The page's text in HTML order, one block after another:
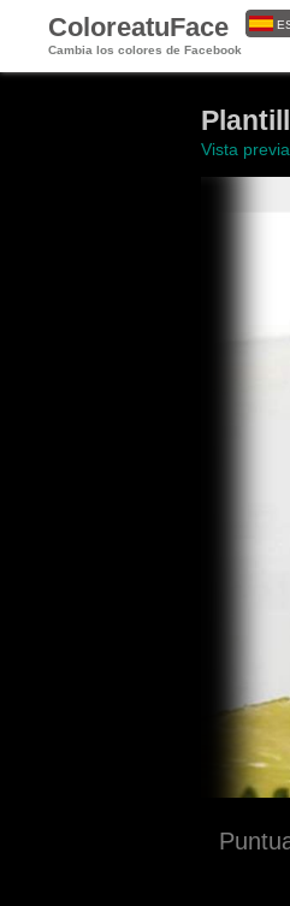
ColoreatuFace
Cambia los colores de Facebook
Vista